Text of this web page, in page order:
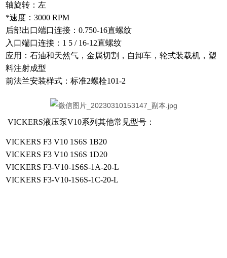
轴旋转：左
*速度：3000 RPM
后部出口端口连接：0.750-16直螺纹
入口端口连接：1 5 / 16-12直螺纹
应用：石油和天然气，金属切割，自卸车，轮式装载机，塑
料注射成型
前法兰安装样式：标准2螺栓101-2
VICKERS液压泵V10系列其他常见型号：
VICKERS F3 V10 1S6S 1B20
VICKERS F3 V10 1S6S 1D20
VICKERS F3-V10-1S6S-1A-20-L
VICKERS F3-V10-1S6S-1C-20-L